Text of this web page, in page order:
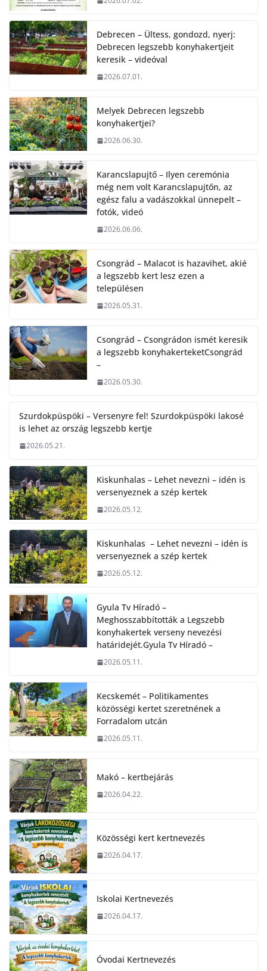
Debrecen – Ültess, gondozd, nyerj:
Debrecen legszebb konyhakertjeit
keresik – videóval
2026.07.01.
Melyek Debrecen legszebb
konyhakertjei?
2026.06.30.
Karancslapujtő – Ilyen ceremónia
még nem volt Karancslapujtőn, az
egész falu a vadászokkal ünnepelt –
fotók, videó
2026.06.06.
Csongrád – Malacot is hazavihet, akié
a legszebb kert lesz ezen a
településen
2026.05.31.
Csongrád – Csongrádon ismét keresik
a legszebb konyhakerteketCsongrád
–
2026.05.30.
Szurdokpüspöki – Versenyre fel! Szurdokpüspöki lakosé
is lehet az ország legszebb kertje
2026.05.21.
Kiskunhalas – Lehet nevezni – idén is
versenyeznek a szép kertek
2026.05.12.
Kiskunhalas – Lehet nevezni – idén is
versenyeznek a szép kertek
2026.05.12.
Gyula Tv Híradó –
Meghosszabbították a Legszebb
konyhakertek verseny nevezési
határidejét.Gyula Tv Híradó –
2026.05.11.
Kecskemét – Politikamentes
közösségi kertet szeretnének a
Forradalom utcán
2026.05.11.
Makó – kertbejárás
2026.04.22.
Közösségi kert kertnevezés
2026.04.17.
Iskolai Kertnevezés
2026.04.17.
Óvodai Kertnevezés